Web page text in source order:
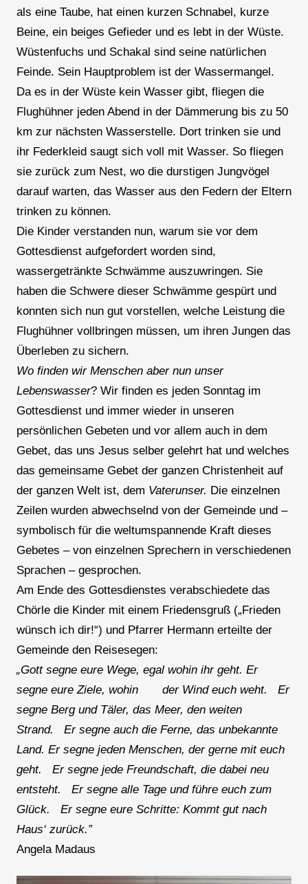
als eine Taube, hat einen kurzen Schnabel, kurze
Beine, ein beiges Gefieder und es lebt in der Wüste.
Wüstenfuchs und Schakal sind seine natürlichen
Feinde. Sein Hauptproblem ist der Wassermangel.
Da es in der Wüste kein Wasser gibt, fliegen die
Flughühner jeden Abend in der Dämmerung bis zu 50
km zur nächsten Wasserstelle. Dort trinken sie und
ihr Federkleid saugt sich voll mit Wasser. So fliegen
sie zurück zum Nest, wo die durstigen Jungvögel
darauf warten, das Wasser aus den Federn der Eltern
trinken zu können.
Die Kinder verstanden nun, warum sie vor dem
Gottesdienst aufgefordert worden sind,
wassergetränkte Schwämme auszuwringen. Sie
haben die Schwere dieser Schwämme gespürt und
konnten sich nun gut vorstellen, welche Leistung die
Flughühner vollbringen müssen, um ihren Jungen das
Überleben zu sichern.
Wo finden wir Menschen aber nun unser
Lebenswasser? Wir finden es jeden Sonntag im
Gottesdienst und immer wieder in unseren
persönlichen Gebeten und vor allem auch in dem
Gebet, das uns Jesus selber gelehrt hat und welches
das gemeinsame Gebet der ganzen Christenheit auf
der ganzen Welt ist, dem Vaterunser. Die einzelnen
Zeilen wurden abwechselnd von der Gemeinde und –
symbolisch für die weltumspannende Kraft dieses
Gebetes – von einzelnen Sprechern in verschiedenen
Sprachen – gesprochen.
Am Ende des Gottesdienstes verabschiedete das
Chörle die Kinder mit einem Friedensgruß („Frieden
wünsch ich dir!“) und Pfarrer Hermann erteilte der
Gemeinde den Reisesegen:
„Gott segne eure Wege, egal wohin ihr geht. Er
segne eure Ziele, wohin der Wind euch weht. Er
segne Berg und Täler, das Meer, den weiten
Strand. Er segne auch die Ferne, das unbekannte
Land. Er segne jeden Menschen, der gerne mit euch
geht. Er segne jede Freundschaft, die dabei neu
entsteht. Er segne alle Tage und führe euch zum
Glück. Er segne eure Schritte: Kommt gut nach
Haus‘ zurück.”
Angela Madaus